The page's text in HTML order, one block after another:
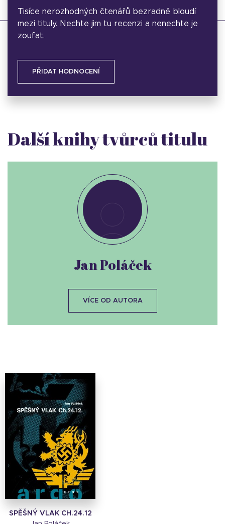
Tisíce nerozhodných čtenářů bezradně bloudí
mezi tituly. Nechte jim tu recenzi a nenechte je
zoufat.
PŘIDAT HODNOCENÍ
Další knihy tvůrců titulu
SPĚŠNÝ VLAK CH.24.12
Jan Poláček
VÍCE OD AUTORA